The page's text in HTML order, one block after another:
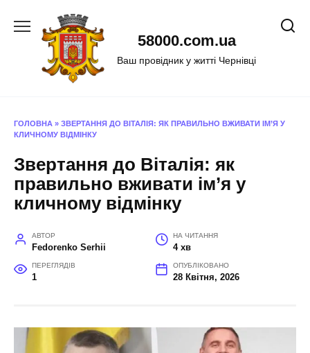
58000.com.ua
Ваш провідник у житті Чернівці
ГОЛОВНА » ЗВЕРТАННЯ ДО ВІТАЛІЯ: ЯК ПРАВИЛЬНО ВЖИВАТИ ІМ’Я У
КЛИЧНОМУ ВІДМІНКУ
Звертання до Віталія: як
правильно вживати ім’я у
кличному відмінку
АВТОР
Fedorenko Serhii
НА ЧИТАННЯ
4 хв
ПЕРЕГЛЯДІВ
1
ОПУБЛІКОВАНО
28 Квітня, 2026